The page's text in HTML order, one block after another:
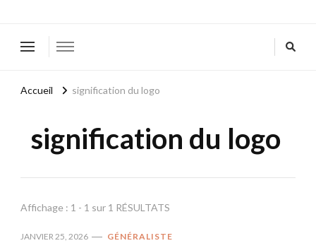
Accueil signification du logo
signification du logo
Affichage : 1 - 1 sur 1 RÉSULTATS
JANVIER 25, 2026 GÉNÉRALISTE